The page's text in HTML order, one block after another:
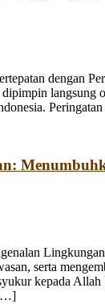
dengan
serta
kepada
[…]